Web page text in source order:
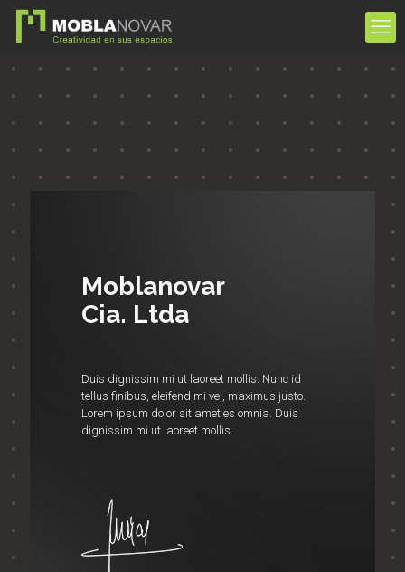
Moblanovar
Cia. Ltda
Duis dignissim mi ut laoreet mollis. Nunc id
tellus finibus, eleifend mi vel, maximus justo.
Lorem ipsum dolor sit amet es omnia. Duis
dignissim mi ut laoreet mollis.